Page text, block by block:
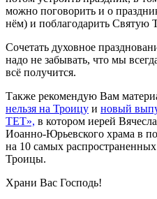
можно поговорить и о
нём) и поблагодарить Святую
Сочетать духовное
надо не забывать, что мы
всё получится.
Также рекомендую Вам
нельзя на Троицу и новый
ТЕТ», в котором иерей
Иоанно-Юрьевского храма в
на 10 самых
Троицы.
Храни Вас Господь!